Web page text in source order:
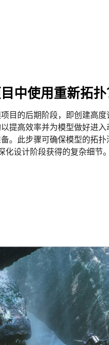
中使用重新拓扑
目的后期阶段，即创建高
提高效率并为模型做好进入
。此步骤可确保模型的拓
设计阶段获得的复杂细节。